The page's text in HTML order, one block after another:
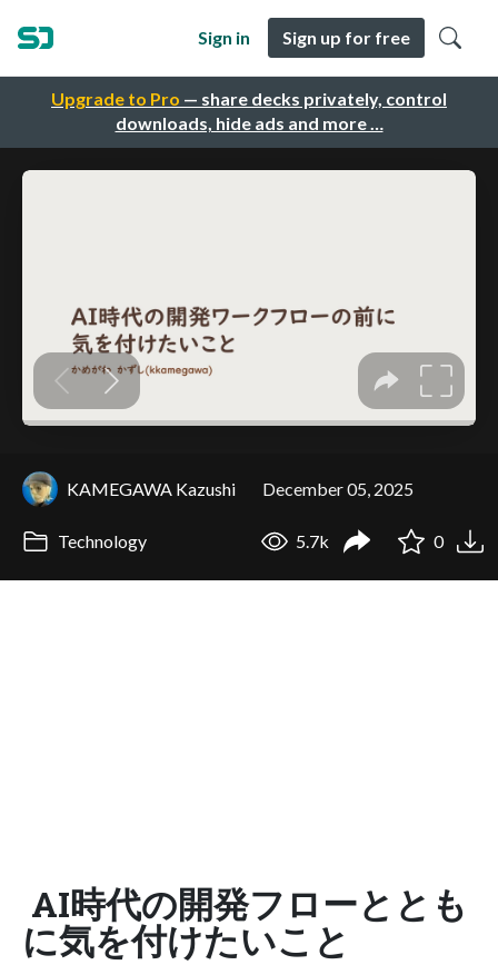
Upgrade to Pro — share decks privately, control
downloads, hide ads and more …
Sign in Sign up for free
KAMEGAWA Kazushi December 05, 2025
Technology 5.7k 0
AI時代の開発フローととも
に気を付けたいこと